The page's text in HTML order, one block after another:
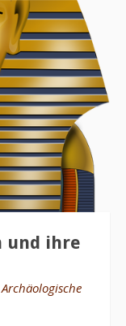
und ihre
Archäologische